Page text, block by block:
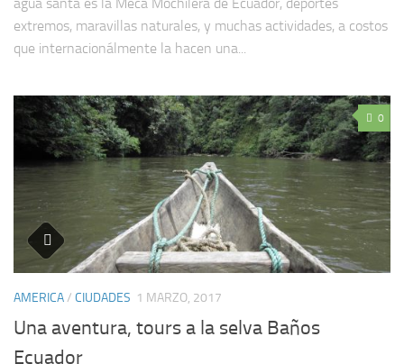
agua santa es la Meca Mochilera de Ecuador, deportes
extremos, maravillas naturales, y muchas actividades, a costos
que internacionálmente la hacen una...
0
AMERICA/ CIUDADES 1 MARZO, 2017
Una aventura, tours a la selva Baños
Ecuador